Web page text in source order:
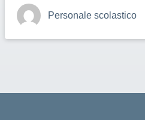
Personale scolastico